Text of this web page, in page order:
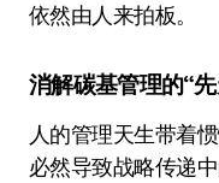
依然由人来拍板。
消解碳基管理的“
人的管理天生带着
必然导致战略传递